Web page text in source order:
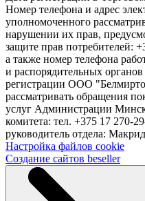
Номер телефона и адрес
уполномоченного
нарушении их прав,
защите прав потребителей:
а также номер телефона
и распорядительных
регистрации ООО
рассматривать обращения
услуг Администрации
комитета: тел. +375 17 270-
руководитель отдела:
Настройка файлов cookie
Создание сайтов beseller